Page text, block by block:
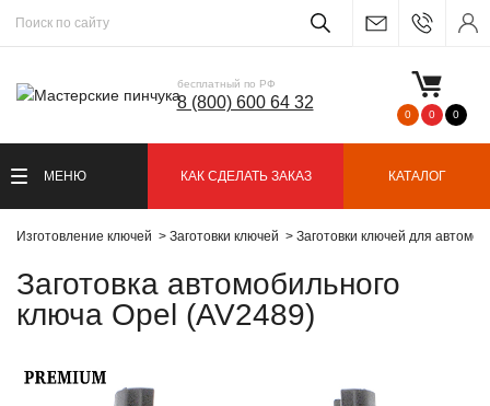
бесплатный по РФ
8 (800) 600 64 32
0 0 0
МЕНЮ КАК СДЕЛАТЬ ЗАКАЗ КАТАЛОГ
Изготовление ключей Заготовки ключей Заготовки ключей для
Заготовка автомобильного
ключа Opel (AV2489)